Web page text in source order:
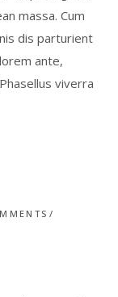
massa. Cum
dis parturient
ante,
viverra